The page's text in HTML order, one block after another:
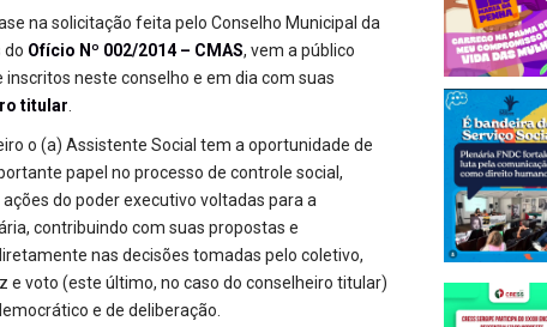
na solicitação feita pelo Conselho Municipal da
do Ofício Nº 002/2014 – CMAS, vem a público
neste conselho e em dia com suas
titular
o (a) Assistente Social tem a oportunidade de
papel no processo de controle social,
do poder executivo voltadas para a
contribuindo com suas propostas e
nas decisões tomadas pelo coletivo,
e voto (este último, no caso do conselheiro titular)
e de deliberação.